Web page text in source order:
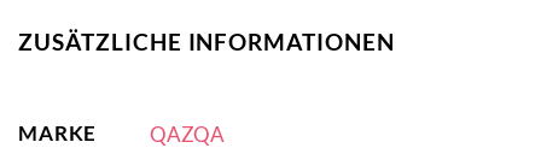
ZUSÄTZLICHE INFORMATIONEN
MARKE QAZQA